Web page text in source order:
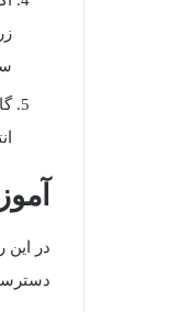
در این